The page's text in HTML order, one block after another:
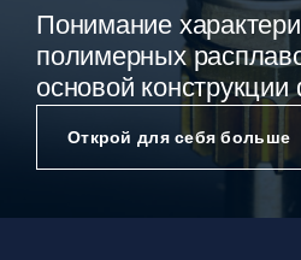
Понимание
полимерных
основой
Открой для себя больше